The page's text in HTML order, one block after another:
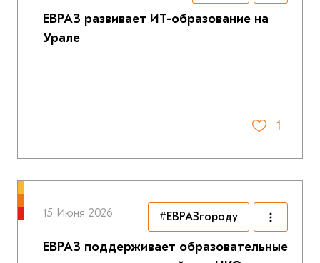
ЕВРАЗ развивает ИТ-образование на
Урале
1
15 Июня 2026
ЕВРАЗ поддерживает образовательные
#ЕВРАЗгороду